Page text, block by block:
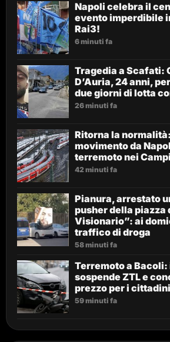
Napoli celebra il
evento imperdibile
Rai3!
6 minuti fa
Tragedia a Scafati:
D’Auria, 24 anni,
due giorni di lotta
26 minuti fa
Ritorna la
movimento da
terremoto nei
42 minuti fa
Pianura, arrestato
pusher della piazza
Visionario”: ai
traffico di droga
58 minuti fa
Terremoto a
sospende ZTL e
prezzo per i
59 minuti fa